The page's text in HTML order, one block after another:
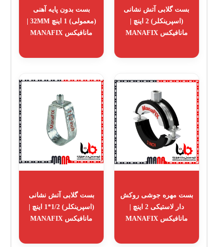
بست گلابی آتش نشانی
(اسپرینکلر) 2 اینچ |
مانافیکس MANAFIX
بست بدون پایه آهنی
مانافیکس MANAFIX
بست مهره جوشی روکش
دار لاستیکی 2 اینچ |
مانافیکس MANAFIX
بست گلابی آتش نشانی
(اسپرینکلر) 1/2*1 اینچ |
مانافیکس MANAFIX